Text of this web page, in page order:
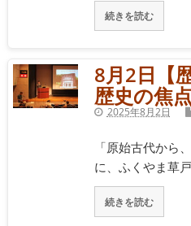
続きを読む
8月2日【
歴史の焦
2025年8月2日
「原始古代から
に、ふくやま草
続きを読む